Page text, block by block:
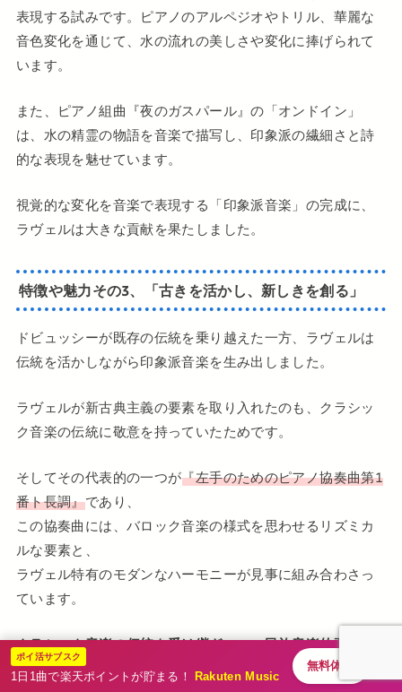
表現する試みです。ピアノのアルペジオやトリル、華麗な
音色変化を通じて、水の流れの美しさや変化に捧げられて
います。
また、ピアノ組曲『夜のガスパール』の「オンドイン」
は、水の精霊の物語を音楽で描写し、印象派の繊細さと詩
的な表現を魅せています。
視覚的な変化を音楽で表現する「印象派音楽」の完成に、
ラヴェルは大きな貢献を果たしました。
特徴や魅力その3、「古きを活かし、新しきを創る」
ドビュッシーが既存の伝統を乗り越えた一方、ラヴェルは
伝統を活かしながら印象派音楽を生み出しました。
ラヴェルが新古典主義の要素を取り入れたのも、クラシッ
ク音楽の伝統に敬意を持っていたためです。
そしてその代表的の一つが『左手のためのピアノ協奏曲第1
番ト長調』であり、
この協奏曲には、バロック音楽の様式を思わせるリズミカ
ルな要素と、
ラヴェル特有のモダンなハーモニーが見事に組み合わさっ
ています。
クラシック音楽の伝統を受け継ぎつつ、民族音楽的要素を
ふんだんに取り入れて作品に活かした点
が、ラヴェルの作
ポイ活サブスク
1日1曲で楽天ポイントが貯まる！ Rakuten Music
無料体験